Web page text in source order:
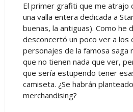
El primer grafiti que me atrajo
una valla entera dedicada a
buenas, la antiguas). Como he
desconcertó un poco ver a los
personajes de la famosa saga
que no tienen nada que ver,
que sería estupendo tener
camiseta. ¿Se habrán
merchandising?